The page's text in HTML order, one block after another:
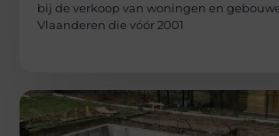
bij de verkoop van woningen en
Vlaanderen die vóór 2001